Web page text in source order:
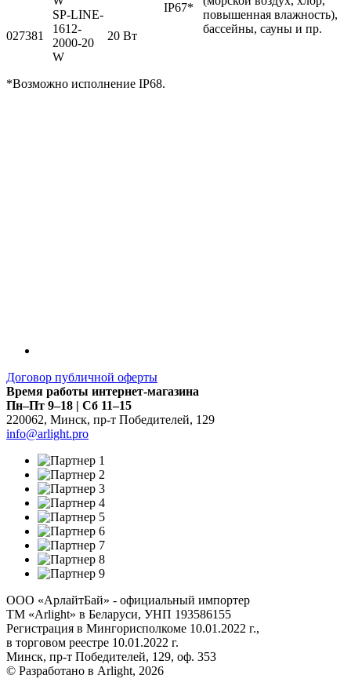
IP67*
повышенная влажность),
бассейны, сауны и пр.
027381
SP-LINE-
1612-
2000-20
W
20 Вт
*Возможно исполнение IP68.
Договор публичной оферты
Время работы интернет-магазина
Пн–Пт 9–18 | Сб 11–15
220062, Минск, пр-т Победителей, 129
info@arlight.pro
ООО «АрлайтБай» - официальный импортер
ТМ «Arlight» в Беларуси, УНП 193586155
Регистрация в Мингорисполкоме 10.01.2022 г.,
в торговом реестре 10.01.2022 г.
Минск, пр-т Победителей, 129, оф. 353
© Разработано в Arlight, 2026